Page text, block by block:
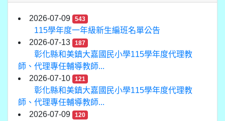
2026-07-09 543
115學年度一年級新生編班名單公告
2026-07-13
187
彰化縣和美鎮大嘉國民小學115學年度代理教
師、代理專任輔導教師...
2026-07-10
121
彰化縣和美鎮大嘉國民小學115學年度代理教
師、代理專任輔導教師...
2026-07-09
120